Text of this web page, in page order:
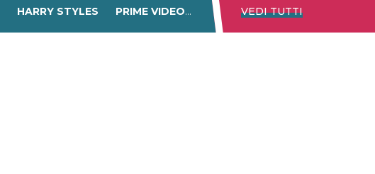
HARRY STYLES PRIME VIDEO DISNEY+ NETFLIX
VEDI TUTTI